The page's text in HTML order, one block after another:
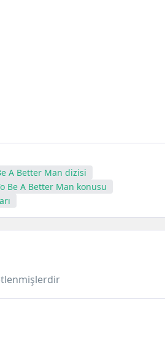
A Better Man dizisi
Be A Better Man konusu